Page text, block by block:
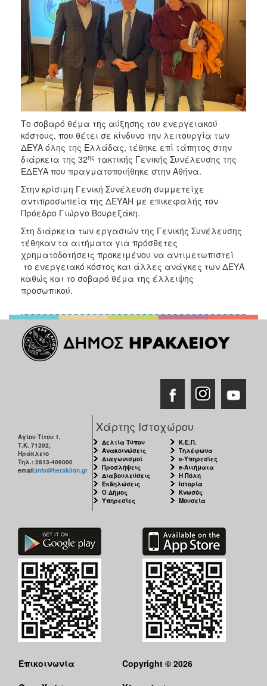
2010
2006
ΤΟΠΟΣ
ΠΟΛΙΤΙΣΜΟΣ
ΑΝΘΕΚΤΙΚΗ
ΠΟΛΗ
Το σοβαρό θέμα της αύξησης του ενεργειακού
κόστους, που θέτει σε κίνδυνο την λειτουργία των
ΔΕΥΑ όλης της Ελλάδας, τέθηκε επί τάπητος στην
διάρκεια της 32ης τακτικής Γενικής Συνέλευσης της
ΕΔΕΥΑ που πραγματοποιήθηκε στην Αθήνα.
Στην κρίσιμη Γενική Συνέλευση συμμετείχε
αντιπροσωπεία της ΔΕΥΑΗ με επικεφαλής τον
Πρόεδρο Γιώργο Βουρεξάκη.
Στη διάρκεια των εργασιών της Γενικής Συνέλευσης
τέθηκαν τα αιτήματα για πρόσθετες
χρηματοδοτήσεις προκειμένου να αντιμετωπιστεί
το ενεργειακό κόστος και άλλες ανάγκες των ΔΕΥΑ
καθώς και το σοβαρό θέμα της έλλειψης
προσωπικού.
Αγίου Τίτου 1,
Τ.Κ. 71202,
Ηράκλειο
Τηλ.: 2813-409000
email:info@heraklion.gr
Χάρτης Ιστοχώρου
Δελτία Τύπου
Ανακοινώσεις
Διαγωνισμοί
Προσλήψεις
Διαβουλεύσεις
Εκδηλώσεις
Ο Δήμος
Υπηρεσίες
Κ.Ε.Π.
Τηλέφωνα
e-Υπηρεσίες
e-Αιτήματα
Η Πόλη
Ιστορία
Κνωσός
Μουσεία
Επικοινωνία
Copyright © 2026